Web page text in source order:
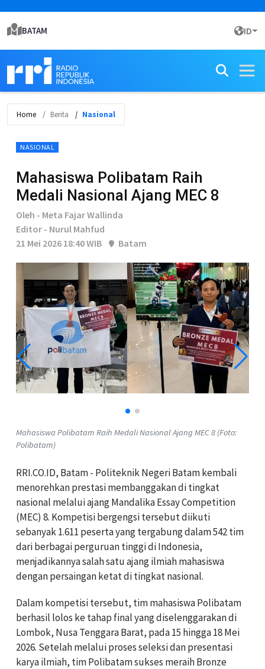
BATAM ID
Home Berita Nasional
NASIONAL
Mahasiswa Polibatam Raih
Medali Nasional Ajang MEC 8
Oleh - Meta Fajar Wallinda
Editor - Nurul Mahfud
21 Mei 2026 18:40 WIB
Batam
Mahasiswa Polibatam Raih Medali Nasional Ajang MEC 8 (Foto:
Polibatam)
RRI.CO.ID, Batam - Politeknik Negeri Batamkembali
menorehkan prestasi membanggakan di tingkat
nasional melalui ajang Mandalika Essay Competition
(MEC) 8. Kompetisi bergengsi tersebut diikuti
sebanyak 1.611 peserta yang tergabung dalam 542 tim
dari berbagai perguruan tinggi di Indonesia,
menjadikannya salah satu ajang ilmiah mahasiswa
dengan persaingan ketat di tingkat nasional.
Dalam kompetisi tersebut, tim mahasiswa Polibatam
berhasil lolos ke tahap final yang diselenggarakan di
Lombok, Nusa Tenggara Barat, pada 15 hingga 18 Mei
2026. Setelah melalui proses seleksi dan presentasi
karya ilmiah, tim Polibatam sukses meraih Bronze